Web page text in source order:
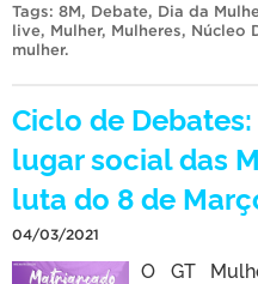
Tags: 8M, Debate, Dia da
live, Mulher, Mulheres, Núcleo
mulher.
Ciclo de
lugar social das
luta do 8 de
04/03/2021
O GT